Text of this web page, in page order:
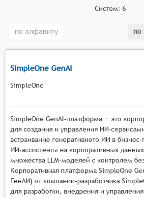
на рынке, Интегрированные среды
функциональные возможности:
поддержка одного или
разработчикам писать код
переключения между
встроенный редактор кода
подсветки синтаксиса,
проверки ошибок в режиме
времени,
инструменты для отладки
включая точки останова,
выполнение и просмотр
средства для управления
Систем: 6
по алфавиту по
SimpleOne GenAI
SimpleOne
SimpleOne GenAI-платформа — это
для создания и управления ИИ-
встраивание генеративного ИИ в
ИИ-ассистенты на корпоративных
множества LLM-моделей с контролем
Корпоративная платформа SimpleOne
ГенАИ) от компании-разработчика
для разработки, внедрения и